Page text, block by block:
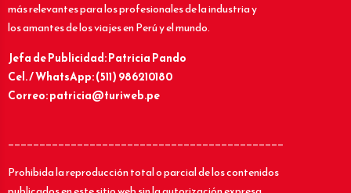
más relevantes para los profesionales de la industria y
los amantes de los viajes en Perú y el mundo.
Jefa de Publicidad: Patricia Pando
Cel. / WhatsApp: (511) 986210180
Correo: patricia@turiweb.pe
____________________________________________
Prohibida la reproducción total o parcial de los contenidos